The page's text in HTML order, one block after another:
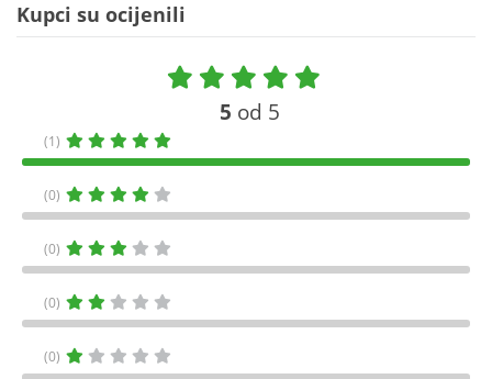
Kupci su ocijenili
5 od 5
(1)
(0)
(0)
(0)
(0)